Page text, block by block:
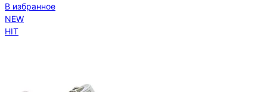
В избранное
NEW
HIT